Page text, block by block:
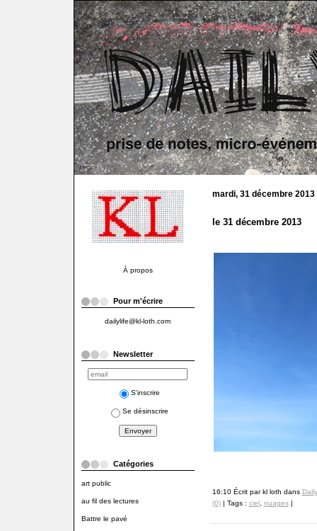
À propos
Pour m'écrire
dailylife@kl-loth.com
Newsletter
S'inscrire
Se désinscrire
Catégories
art public
au fil des lectures
Battre le pavé
mardi, 31 décembre 2013
le 31 décembre 2013
16:10 Écrit par kl loth dans
(0)| Tags : ciel, nuages|